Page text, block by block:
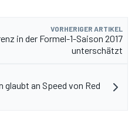
VORHERIGER ARTIKEL
in der Formel-1-Saison 2017
unterschätzt
glaubt an Speed von Red